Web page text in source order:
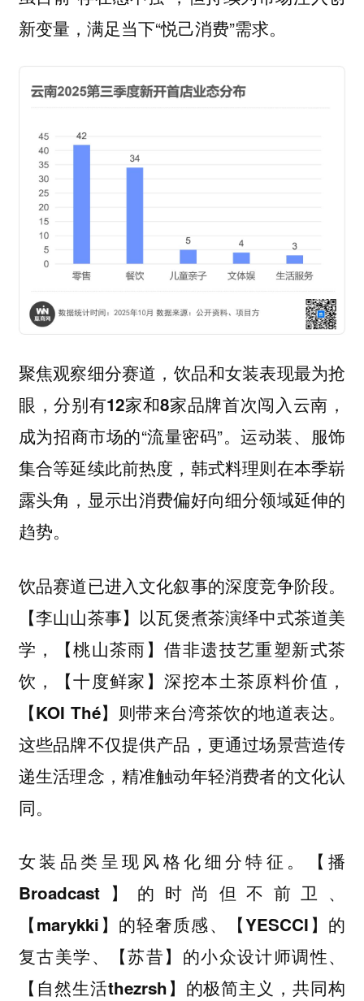
新变量，满足当下“悦己消费”需求。
聚焦观察细分赛道， 饮品和女装表现最为抢
眼 ，分别有12家和8家品牌首次闯入云南 ，
成为招商市场的“流量密码”。运动装、服饰
集合等延续此前热度，韩式料理则在本季崭
露头角，显示出消费偏好向细分领域延伸的
趋势。
饮品赛道已进入文化叙事的深度竞争阶段。
【李山山茶事】 以瓦煲煮茶演绎中式茶道美
学，
【桃山茶雨】借非遗技艺重塑新式茶
饮，
【十度鲜家】深挖本土茶原料价值，
【KOI Thé】 则带来台湾茶饮的地道表达。
这些品牌不仅提供产品，更通过场景营造传
递生活理念，精准触动年轻消费者的文化认
同。
女装品类呈现风格化细分特征。
【播
Broadcast】 的时尚但不前卫、
【marykki】 的轻奢质感、 【YESCCI】 的
复古美学、
【苏昔】 的小众设计师调性、
【自然生活thezrsh】 的极简主义，共同构